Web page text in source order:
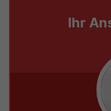
Ihr